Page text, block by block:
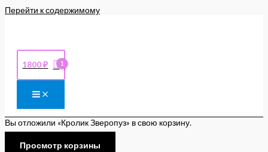
Перейти к содержимому
1800₽
Вы отложили «Кролик Зверопуз» в свою корзину.
Просмотр корзины